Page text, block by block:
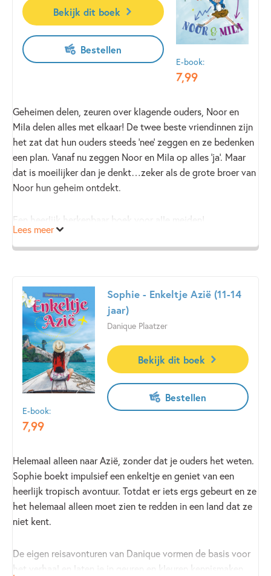
E-book:
7,99
Bekijk dit boek
Bestellen
Geheimen delen, zeuren over klagende ouders, Noor en
Mila delen alles met elkaar! De twee beste vriendinnen zijn
het zat dat hun ouders steeds ‘nee’ zeggen en ze bedenken
een plan. Vanaf nu zeggen Noor en Mila op alles ‘ja’. Maar
dat is moeilijker dan je denkt…zeker als de grote broer van
Noor hun geheim ontdekt.
Een heerlijk herkenbaar boek voor alle meiden!
Lees meer
E-book:
7,99
Sophie - Enkeltje Azië (11-14
jaar)
Danique Plaatzer
Bekijk dit boek
Bestellen
Helemaal alleen naar Azië, zonder dat je ouders het weten.
Sophie boekt impulsief een enkeltje en geniet van een
heerlijk tropisch avontuur. Totdat er iets ergs gebeurt en ze
het helemaal alleen moet zien te redden in een land dat ze
niet kent.
De eigen reisavonturen van Danique vormen de basis voor
het verhaal en laten je in geuren en kleuren kennismaken